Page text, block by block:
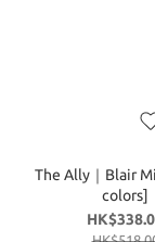
The Ally｜Blair
colors]